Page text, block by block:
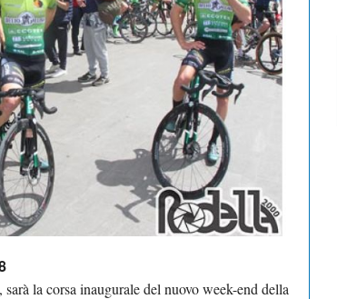
la corsa inaugurale del nuovo week-end della
#334 CHARLY WEGELIUS, MAURO